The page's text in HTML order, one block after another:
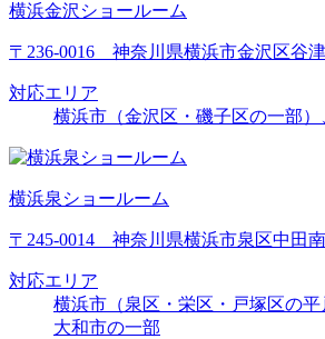
横浜金沢ショールーム
〒236-0016 神奈川県横浜市金沢区谷
対応エリア
横浜市（金沢区・磯子区の一部
横浜泉ショールーム
〒245-0014 神奈川県横浜市泉区中田南
対応エリア
横浜市（泉区・栄区・戸塚区の平
大和市の一部